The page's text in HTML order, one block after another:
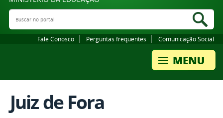
Legislação
Buscar no portal
Fale Conosco Perguntas frequentes Comunicação Social
Juiz de Fora